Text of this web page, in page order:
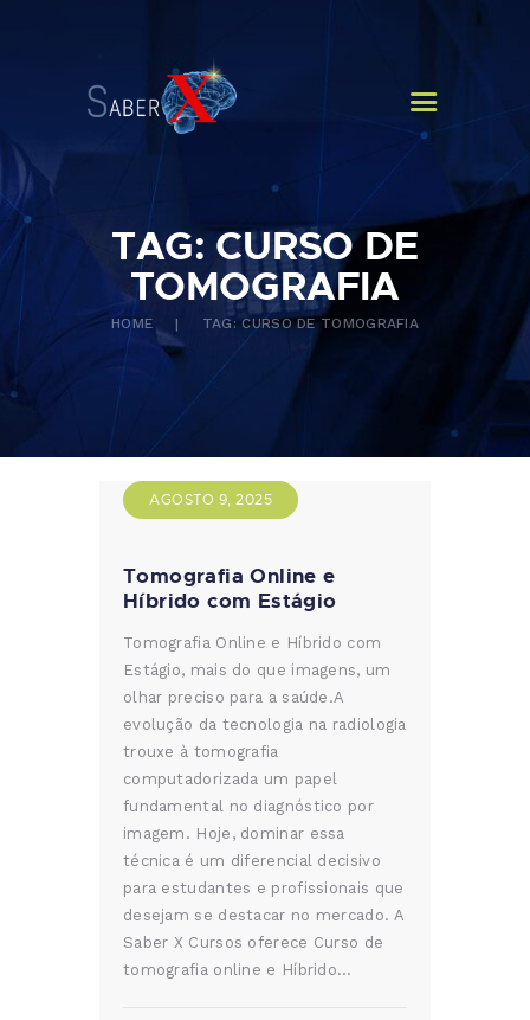
TAG: CURSO DE
TOMOGRAFIA
HOME TAG: CURSO DE TOMOGRAFIA
QUEM SOMOS
CURSOS
NOTÍCIAS
AGOSTO 9, 2025
Tomografia Online e
Híbrido com Estágio
Tomografia Online e Híbrido com
Estágio, mais do que imagens, um
olhar preciso para a saúde.A
evolução da tecnologia na radiologia
trouxe à tomografia
computadorizada um papel
fundamental no diagnóstico por
imagem. Hoje, dominar essa
técnica é um diferencial decisivo
para estudantes e profissionais que
desejam se destacar no mercado. A
Saber X Cursos oferece Curso de
tomografia online e Híbrido…